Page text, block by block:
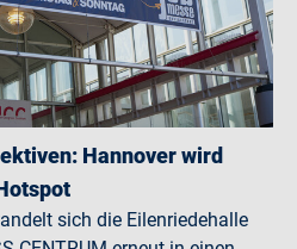
Hannover wird
sich die Eilenriedehalle